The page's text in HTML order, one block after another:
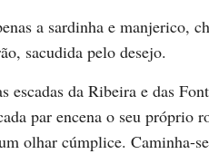
a sardinha e manjerico,
sacudida pelo desejo.
escadas da Ribeira e das
par encena o seu próprio
olhar cúmplice. Caminha-